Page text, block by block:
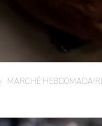
MARCHÉ